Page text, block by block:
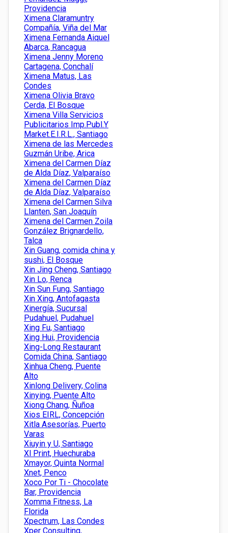
Providencia
Ximena Claramuntry
Compañía, Viña del Mar
Ximena Fernanda Aiquel
Abarca, Rancagua
Ximena Jenny Moreno
Cartagena, Conchalí
Ximena Matus, Las
Condes
Ximena Olivia Bravo
Cerda, El Bosque
Ximena Villa Servicios
Publicitarios Imp.Publ.Y
Market.E.I.R.L., Santiago
Ximena de las Mercedes
Guzmán Uribe, Arica
Ximena del Carmen Díaz
de Alda Díaz, Valparaíso
Ximena del Carmen Díaz
de Alda Díaz, Valparaíso
Ximena del Carmen Silva
Llanten, San Joaquín
Ximena del Carmen Zoila
González Brignardello,
Talca
Xin Guang, comida china y
sushi, El Bosque
Xin Jing Cheng, Santiago
Xin Lo, Renca
Xin Sun Fung, Santiago
Xin Xing, Antofagasta
Xinergía, Sucursal
Pudahuel, Pudahuel
Xing Fu, Santiago
Xing Hui, Providencia
Xing-Long Restaurant
Comida China, Santiago
Xinhua Cheng, Puente
Alto
Xinlong Delivery, Colina
Xinying, Puente Alto
Xiong Chang, Ñuñoa
Xios EIRL, Concepción
Xitla Asesorías, Puerto
Varas
Xiuyin y U, Santiago
Xl Print, Huechuraba
Xmayor, Quinta Normal
Xnet, Penco
Xoco Por Ti - Chocolate
Bar, Providencia
Xomma Fitness, La
Florida
Xpectrum, Las Condes
Xper Consulting,